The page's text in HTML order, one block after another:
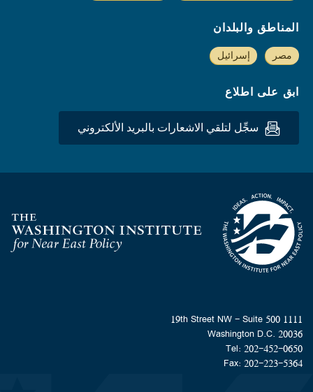
المناطق والبلدان
مصر إسرائيل
ابق على اطلاع
سجِّل لتلقي الاشعارات بالبريد الألكتروني
Homepage
1111 19th Street NW - Suite 500
Washington D.C. 20036
Tel: 202-452-0650
Fax: 202-223-5364